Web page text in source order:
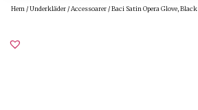
Hem /Underkläder /Accessoarer / Baci Satin Opera Glove, Black